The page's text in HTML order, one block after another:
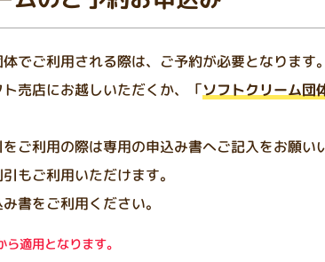
でご利用される際は、ご予約が必要となります。
売店にお越しいただくか、「ソフトクリーム団
ご利用の際は専用の申込み書へご記入をお願い
もご利用いただけます。
書をご利用ください。
適用となります。